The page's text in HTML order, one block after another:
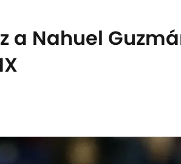
a Nahuel